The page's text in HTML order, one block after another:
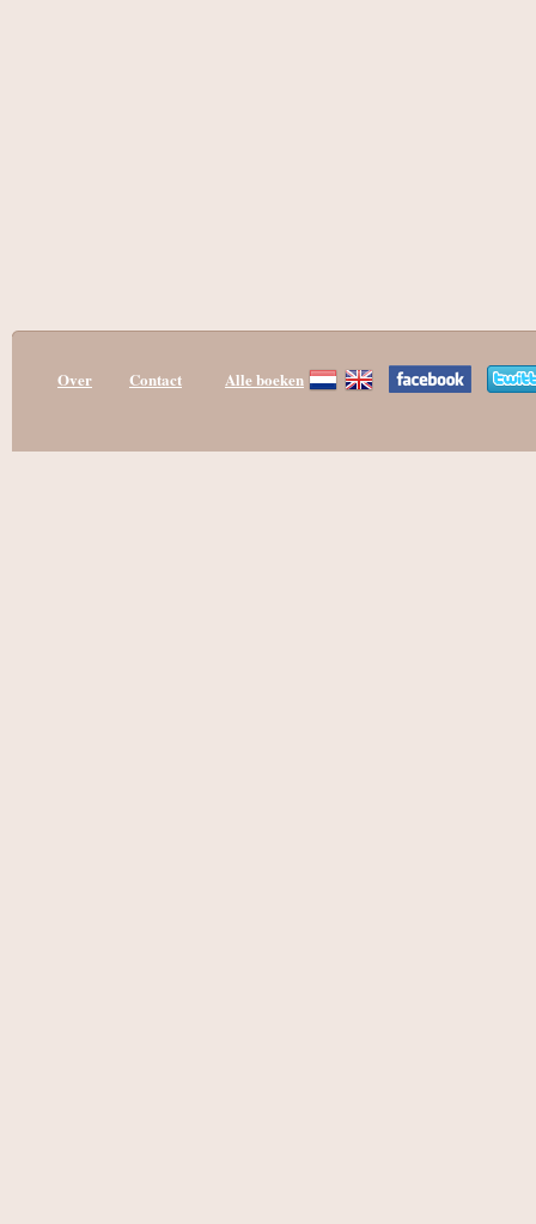
Over Contact Alle boeken